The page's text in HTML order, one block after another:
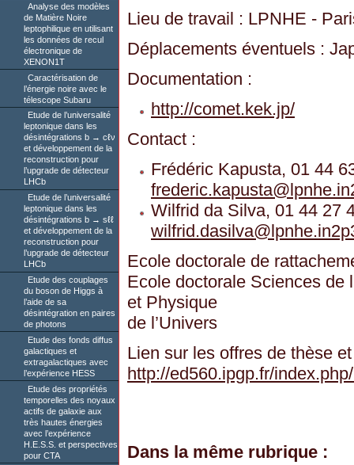
Analyse des modèles
de Matière Noire
leptophilique en utilisant
les données de recul
électronique de
XENON1T
Caractérisation de
l’énergie noire avec le
télescope Subaru
Etude de l’universalité
leptonique dans les
désintégrations b → cℓν
et développement de la
reconstruction pour
l’upgrade de détecteur
LHCb
Etude de l’universalité
leptonique dans les
désintégrations b → sℓℓ
et développement de la
reconstruction pour
l’upgrade de détecteur
LHCb
Etude des couplages
du boson de Higgs à
l’aide de sa
désintégration en paires
de photons
Etude des fonds diffus
galactiques et
extragalactiques avec
l’expérience HESS
Etude des propriétés
temporelles des noyaux
actifs de galaxie aux
très hautes énergies
avec l’expérience
H.E.S.S. et perspectives
pour CTA
Lieu de travail : LPNHE -
Déplacements éventuels :
Documentation :
http://comet.kek.jp/
Contact :
Frédéric Kapusta, 01 44
frederic.kapusta@
Wilfrid da Silva, 01 44 27
wilfrid.dasilva@
Ecole doctorale de
Ecole doctorale Sciences de
et Physique
de l’Univers
Lien sur les offres de thèse
http://ed560.ipgp.fr/
Dans la même rubrique :